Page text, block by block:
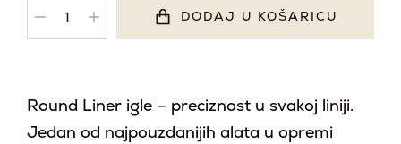
DODAJ U KOŠARICU
Round Liner igle – preciznost u svakoj liniji.
Jedan od najpouzdanijih alata u opremi